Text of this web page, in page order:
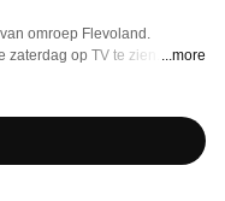
omroep Flevoland.
zaterdag op TV te zien. ...more